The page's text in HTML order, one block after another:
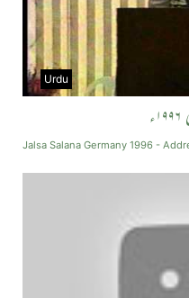
Urdu
Jalsa Salana Germany 1996 -